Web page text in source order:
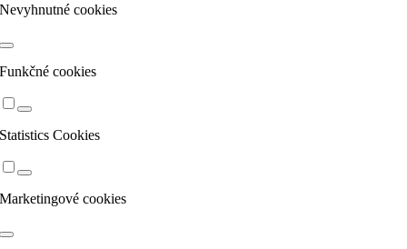
Nevyhnutné cookies
Funkčné cookies
Statistics Cookies
Marketingové cookies